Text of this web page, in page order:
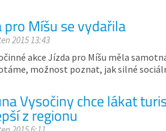
pro Míšu se vydařila
2015 13:43
akce Jízda pro Míšu měla
možnost poznat, jak silné
Vysočiny chce lákat
z regionu